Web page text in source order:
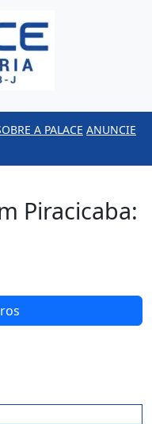
A PALACE ANUNCIE
Piracicaba: